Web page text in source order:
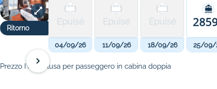
Ritorno
04/09/26 11/09/26 18/09/26 25/09/
Prezzo IVA inclusa per passeggero in cabina doppia